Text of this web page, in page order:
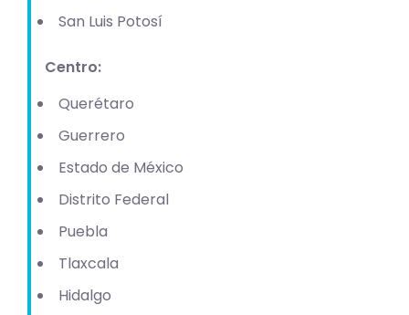
San Luis Potosí
Centro:
Querétaro
Guerrero
Estado de México
Distrito Federal
Puebla
Tlaxcala
Hidalgo